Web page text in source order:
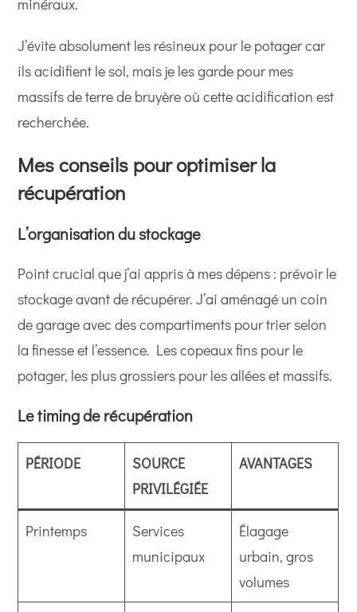
minéraux.
J’évite absolument les résineux pour le potager car
ils acidifient le sol, mais je les garde pour mes
massifs de terre de bruyère où cette acidification est
recherchée.
Mes conseils pour optimiser la
récupération
L’organisation du stockage
Point crucial que j’ai appris à mes dépens : prévoir le
stockage avant de récupérer. J’ai aménagé un coin
de garage avec des compartiments pour trier selon
la finesse et l’essence. Les copeaux fins pour le
potager, les plus grossiers pour les allées et massifs.
Le timing de récupération
PÉRIODE
SOURCE
PRIVILÉGIÉE
AVANTAGES
Printemps
Services
municipaux
Élagage
urbain, gros
volumes